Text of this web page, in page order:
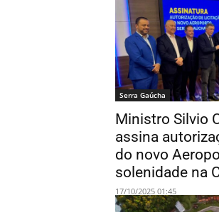
Serra Gaúcha
Ministro Silvio
assina
do novo
solenidade na
17/10/2025 01:45